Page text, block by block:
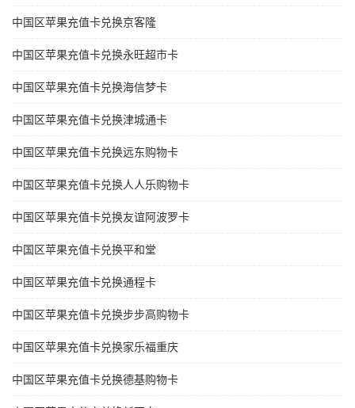
中国区苹果充值卡兑换京客隆
中国区苹果充值卡兑换永旺超市卡
中国区苹果充值卡兑换海信梦卡
中国区苹果充值卡兑换津城通卡
中国区苹果充值卡兑换远东购物卡
中国区苹果充值卡兑换人人乐购物卡
中国区苹果充值卡兑换友谊阿波罗卡
中国区苹果充值卡兑换平和堂
中国区苹果充值卡兑换通程卡
中国区苹果充值卡兑换步步高购物卡
中国区苹果充值卡兑换家乐福重庆
中国区苹果充值卡兑换德基购物卡